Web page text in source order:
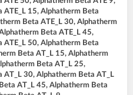
ATE_L 15, Alphatherm Beta
Beta ATE_L 30, Alphatherm
Beta ATE_L 45,
ATE_L 50, Alphatherm Beta
Beta AT_L 15, Alphatherm
Beta AT_L 25,
AT_L 30, Alphatherm Beta AT_L
AT_L 45, Alphatherm Beta